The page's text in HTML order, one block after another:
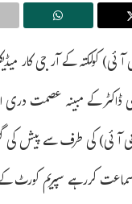
(یو این آئی) کولکتہ کے آر جی
ڈاکٹر کے مبینہ عصمت
آئی) کی طرف سے پیش کی
کررہے سپریم کورٹ